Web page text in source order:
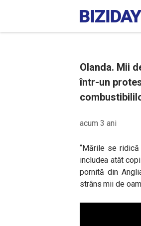
Olanda. Mii
într-un
acum 3 ani
“Mările se
includea atât
pornită din
strâns mii de